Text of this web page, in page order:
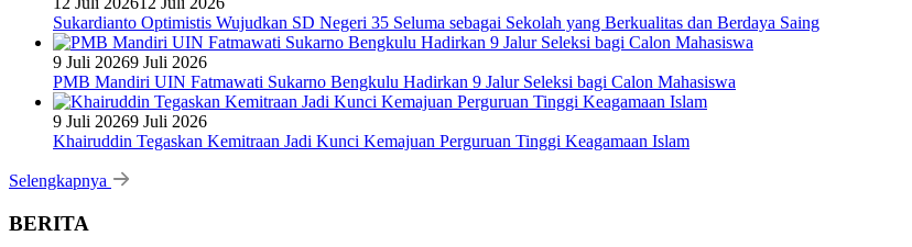
Sukardianto Optimistis Wujudkan SD Negeri 35 Seluma sebagai Sekolah yang Berkualitas dan Berdaya Saing
9 Juli 20269 Juli 2026
PMB Mandiri UIN Fatmawati Sukarno Bengkulu Hadirkan 9 Jalur Seleksi bagi Calon Mahasiswa
9 Juli 20269 Juli 2026
Khairuddin Tegaskan Kemitraan Jadi Kunci Kemajuan Perguruan Tinggi Keagamaan Islam
Selengkapnya
BERITA